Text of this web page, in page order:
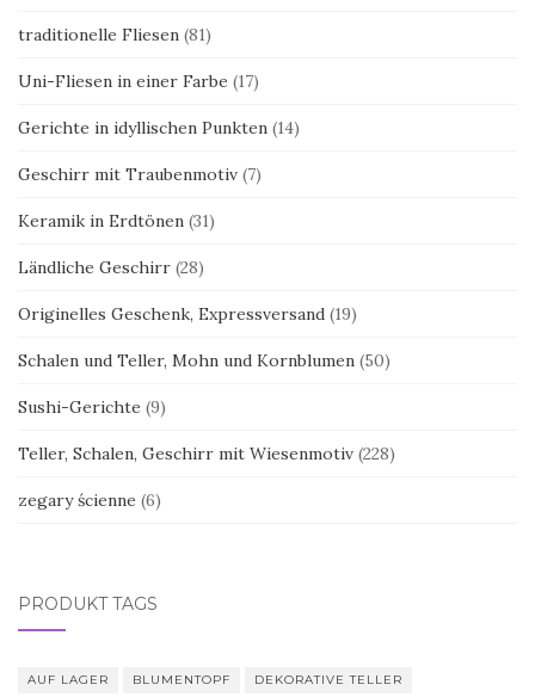
traditionelle Fliesen (81)
Uni-Fliesen in einer Farbe (17)
Gerichte in idyllischen Punkten (14)
Geschirr mit Traubenmotiv (7)
Keramik in Erdtönen (31)
Ländliche Geschirr (28)
Originelles Geschenk, Expressversand (19)
Schalen und Teller, Mohn und Kornblumen (50)
Sushi-Gerichte (9)
Teller, Schalen, Geschirr mit Wiesenmotiv (228)
zegary ścienne (6)
PRODUKT TAGS
AUF LAGER BLUMENTOPF DEKORATIVE TELLER